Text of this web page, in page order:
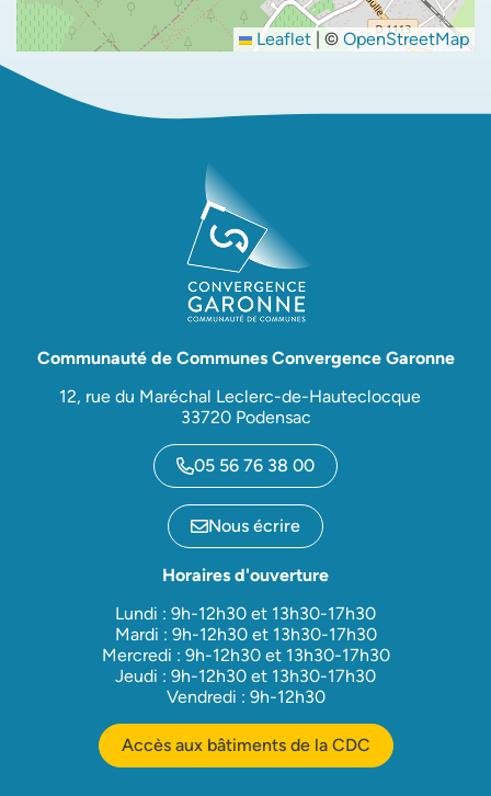
Leaflet | © OpenStreetMap
Communauté de Communes Convergence Garonne
12, rue du Maréchal Leclerc-de-Hauteclocque
33720 Podensac
05 56 76 38 00
Nous écrire
Horaires d'ouverture
Lundi : 9h-12h30 et 13h30-17h30
Mardi : 9h-12h30 et 13h30-17h30
Mercredi : 9h-12h30 et 13h30-17h30
Jeudi : 9h-12h30 et 13h30-17h30
Vendredi : 9h-12h30
Accès aux bâtiments de la CDC